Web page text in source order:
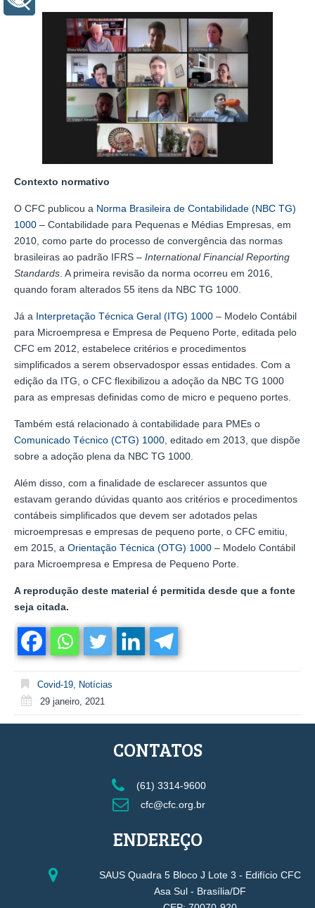
Contexto normativo
O CFC publicou a Norma Brasileira de Contabilidade (NBC TG)
1000 – Contabilidade para Pequenas e Médias Empresas, em
2010, como parte do processo de convergência das normas
brasileiras ao padrão IFRS – International Financial Reporting
Standards . A primeira revisão da norma ocorreu em 2016,
quando foram alterados 55 itens da NBC TG 1000.
Já a Interpretação Técnica Geral (ITG) 1000 – Modelo Contábil
para Microempresa e Empresa de Pequeno Porte, editada pelo
CFC em 2012, estabelece critérios e procedimentos
simplificados a serem observadospor essas entidades. Com a
edição da ITG, o CFC flexibilizou a adoção da NBC TG 1000
para as empresas definidas como de micro e pequeno portes.
Também está relacionado à contabilidade para PMEs o
Comunicado Técnico (CTG) 1000 , editado em 2013, que dispõe
sobre a adoção plena da NBC TG 1000.
Além disso, com a finalidade de esclarecer assuntos que
estavam gerando dúvidas quanto aos critérios e procedimentos
contábeis simplificados que devem ser adotados pelas
microempresas e empresas de pequeno porte, o CFC emitiu,
em 2015, a Orientação Técnica (OTG) 1000 – Modelo Contábil
para Microempresa e Empresa de Pequeno Porte.
A reprodução deste material é permitida desde que a fonte
seja citada.
Covid-19 Notícias
29 janeiro, 2021
CONTATOS
(61) 3314-9600
cfc@cfc.org.br
ENDEREÇO
SAUS Quadra 5 Bloco J Lote 3 - Edifício CFC
Asa Sul - Brasília/DF